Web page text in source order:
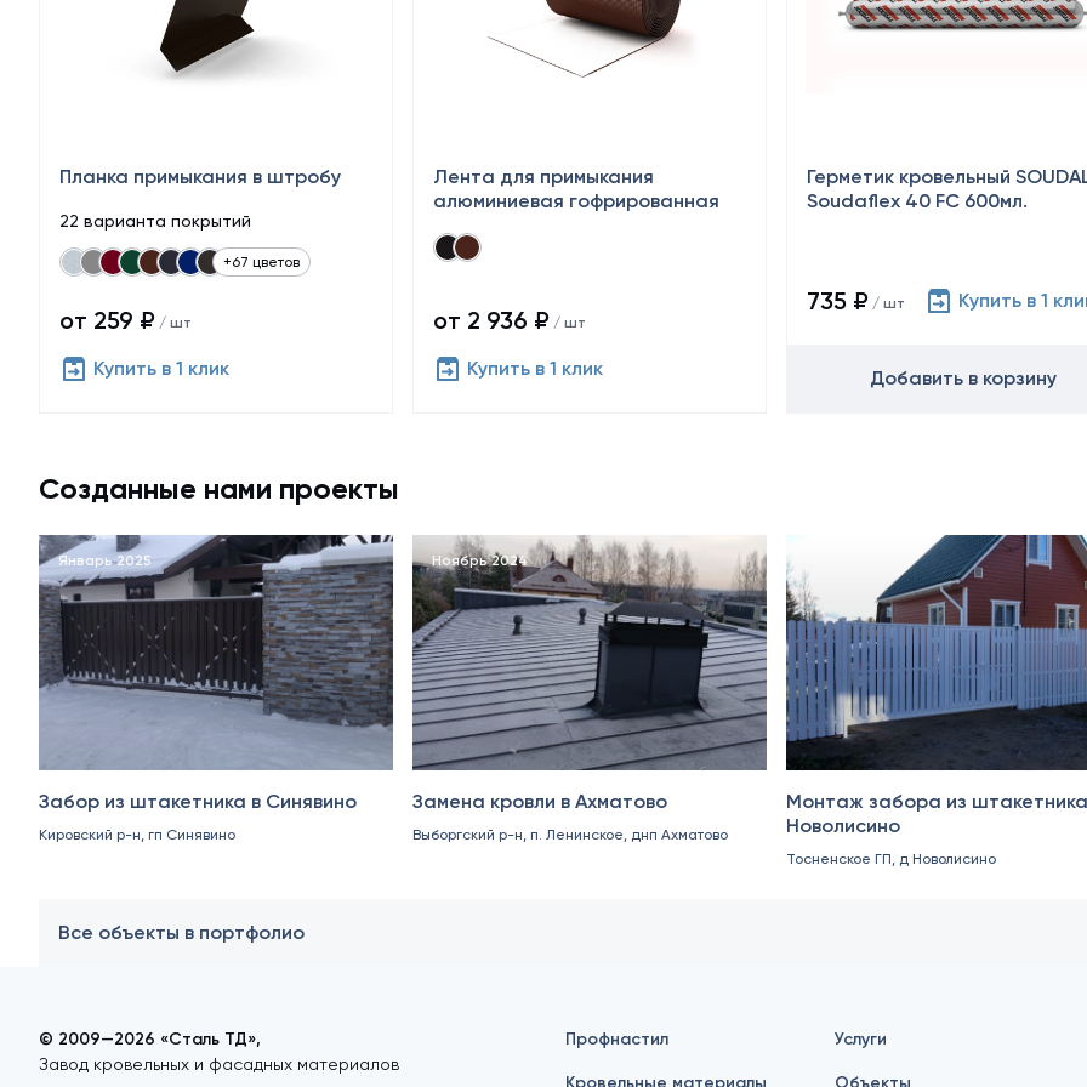
Планка примыкания в штробу
22 варианта покрытий
+67 цветов
от 259 ₽ / шт
Купить в 1 клик
Лента для примыкания
алюминиевая гофрированная
от 2 936 ₽ / шт
Купить в 1 клик
Герметик кровельный
Soudaflex 40 FC 600мл.
735 ₽ / шт Купить в 1
Добавить в корзину
Созданные нами проекты
Январь 2025
Забор из штакетника в Синявино
Кировский р-н, гп Синявино
Ноябрь 2024
Замена кровли в Ахматово
Выборгский р-н, п. Ленинское, днп Ахматово
Монтаж забора из
Новолисино
Тосненское ГП, д Новолисино
Все объекты в портфолио
© 2009—2026 «Сталь ТД»,
Завод кровельных и фасадных материалов
Профнастил
Кровельные материалы
Услуги
Объекты